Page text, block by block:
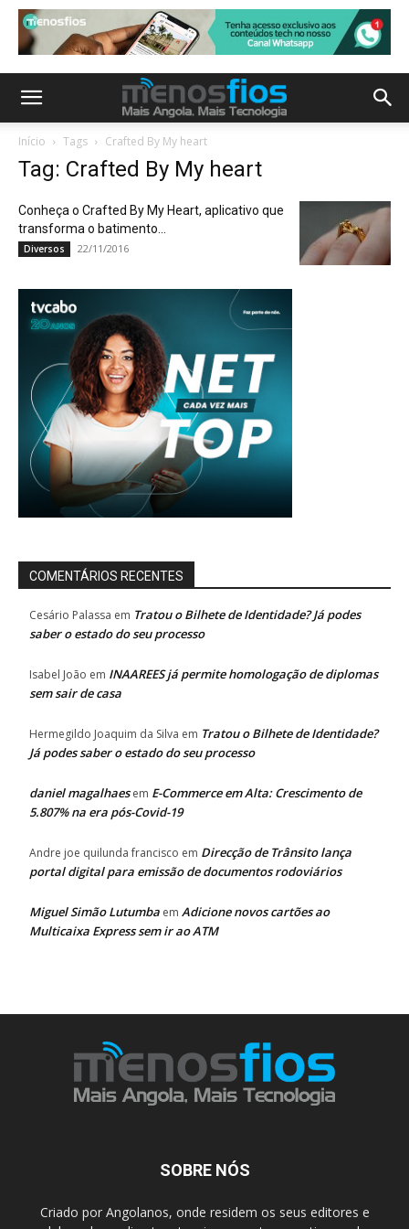
Início Tags Crafted By My heart
Tag: Crafted By My heart
Conheça o Crafted By My Heart, aplicativo que
transforma o batimento...
Diversos 22/11/2016
COMENTÁRIOS RECENTES
Cesário Palassa em Tratou o Bilhete de Identidade? Já podes
saber o estado do seu processo
Isabel João em INAAREES já permite homologação de diplomas
sem sair de casa
Hermegildo Joaquim da Silva em Tratou o Bilhete de Identidade?
Já podes saber o estado do seu processo
daniel magalhaesem E-Commerce em Alta: Crescimento de
5.807% na era pós-Covid-19
Andre joe quilunda francisco em Direcção de Trânsito lança
portal digital para emissão de documentos rodoviários
Miguel Simão Lutumba em Adicione novos cartões ao
Multicaixa Express sem ir ao ATM
SOBRE NÓS
Criado por Angolanos, onde residem os seus editores e